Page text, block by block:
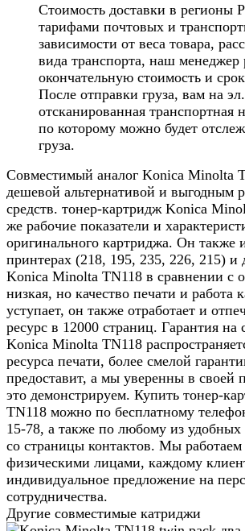
Стоимость доставки в регионы
тарифами почтовых и
зависимости от веса товара,
вида транспорта, наш менеджер
окончательную стоимость и
После отправки груза, вам на
отсканированная транспортная
по которому можно будет
груза.
Совместимый аналог Konica Minolta
дешевой альтернативой и выгодным
средств. тонер-картридж Konica
же рабочие показатели и
оригинального картриджа. Он также
принтерах (218, 195, 235, 226, 215) и
Konica Minolta TN118 в сравнении с
низкая, но качество печати и работа
уступает, он также отработает и
ресурс в 12000 страниц. Гарантия
Konica Minolta TN118
ресурса печати, более смелой
предоставит, а мы уверенны в своей
это демонстрируем. Купить тонер-
TN118 можно по бесплатному
15-78, а также по любому из удобных
со страницы контактов. Мы
физическими лицами, каждому
индивидуальное предложение на
сотрудничества.
Другие совместимые катриджи